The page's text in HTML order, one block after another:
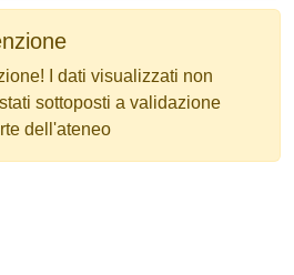
I dati visualizzati non
sottoposti a validazione
dell'ateneo